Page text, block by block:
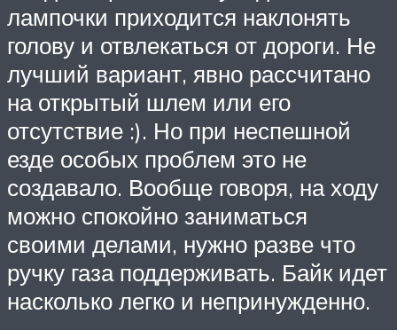
лампочки приходится наклонять
голову и отвлекаться от дороги. Не
лучший вариант, явно рассчитано
на открытый шлем или его
отсутствие :). Но при неспешной
езде особых проблем это не
создавало. Вообще говоря, на ходу
можно спокойно заниматься
своими делами, нужно разве что
ручку газа поддерживать. Байк идет
насколько легко и непринужденно.